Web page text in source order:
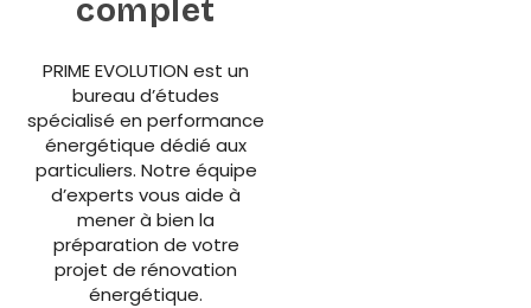
complet
PRIME EVOLUTION est un
bureau d’études
spécialisé en performance
énergétique dédié aux
particuliers. Notre équipe
d’experts vous aide à
mener à bien la
préparation de votre
projet de rénovation
énergétique.